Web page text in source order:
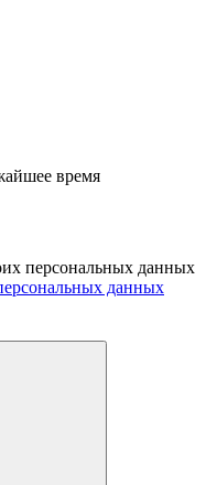
время
персональных данных
данных